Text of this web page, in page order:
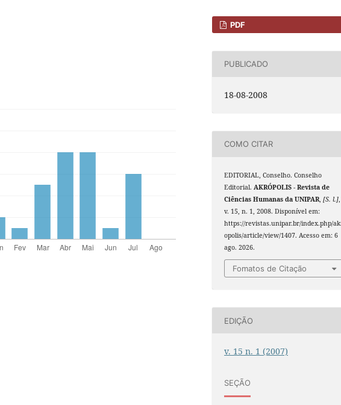
PDF
PUBLICADO
18-08-2008
COMO CITAR
EDITORIAL, Conselho. Conselho
Editorial.AKRÓPOLIS - Revista de
Ciências Humanas da UNIPAR,[S. l.],
v. 15, n. 1, 2008. Disponível em:
https://revistas.unipar.br/index.php/
opolis/article/view/1407. Acesso em: 6
ago. 2026.
Fomatos de Citação
EDIÇÃO
v. 15 n. 1 (2007)
SEÇÃO